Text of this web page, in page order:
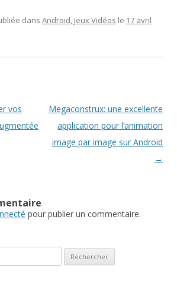
dans Android, Jeux Vidéos le 17 avril
vos
Megaconstrux: une excellente
application pour l’animation
image par image sur Android
→
pour publier un commentaire.